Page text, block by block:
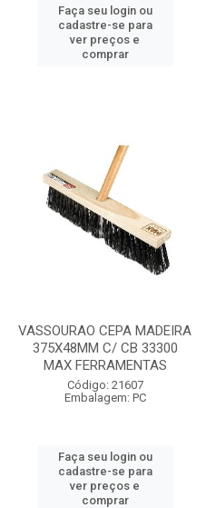
Faça seu login ou
cadastre-se para
ver preços e
comprar
VASSOURAO CEPA MADEIRA
375X48MM C/ CB 33300
MAX FERRAMENTAS
Código: 21607
Embalagem: PC
Faça seu login ou
cadastre-se para
ver preços e
comprar